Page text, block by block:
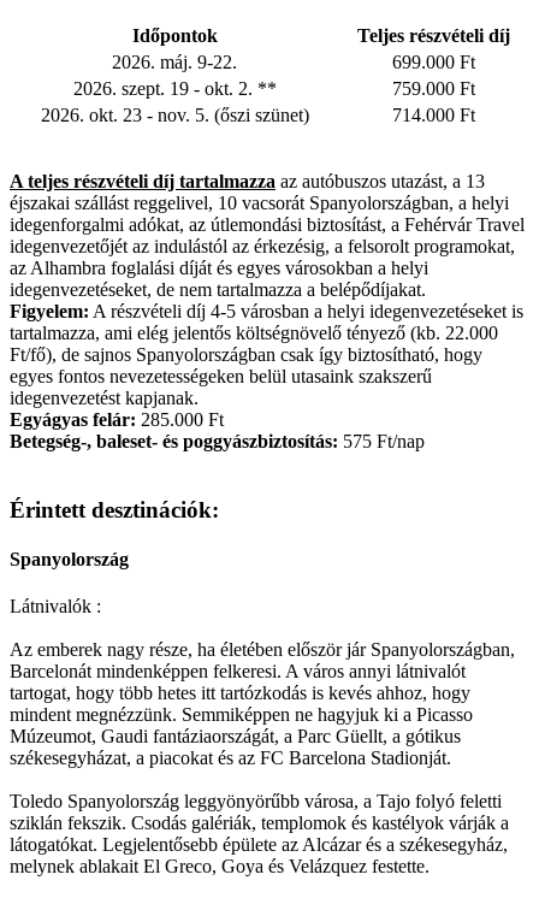
Időpontok
Teljes részvételi díj
2026. máj. 9-22.
699.000 Ft
2026. szept. 19 - okt. 2. **
759.000 Ft
2026. okt. 23 - nov. 5. (őszi szünet)
714.000 Ft
A teljes részvételi díj tartalmazza az autóbuszos utazást, a 13
éjszakai szállást reggelivel, 10 vacsorát Spanyolországban, a helyi
idegenforgalmi adókat, az útlemondási biztosítást, a Fehérvár Travel
idegenvezetőjét az indulástól az érkezésig, a felsorolt programokat,
az Alhambra foglalási díját és egyes városokban a helyi
idegenvezetéseket, de nem tartalmazza a belépődíjakat.
Figyelem: A részvételi díj 4-5 városban a helyi idegenvezetéseket is
tartalmazza, ami elég jelentős költségnövelő tényező (kb. 22.000
Ft/fő), de sajnos Spanyolországban csak így biztosítható, hogy
egyes fontos nevezetességeken belül utasaink szakszerű
idegenvezetést kapjanak.
Egyágyas felár: 285.000 Ft
Betegség-, baleset- és poggyászbiztosítás: 575 Ft/nap
Érintett desztinációk:
Spanyolország
Látnivalók :
Az emberek nagy része, ha életében először jár Spanyolországban,
Barcelonát mindenképpen felkeresi. A város annyi látnivalót
tartogat, hogy több hetes itt tartózkodás is kevés ahhoz, hogy
mindent megnézzünk. Semmiképpen ne hagyjuk ki a Picasso
Múzeumot, Gaudi fantáziaországát, a Parc Güellt, a gótikus
székesegyházat, a piacokat és az FC Barcelona Stadionját.
Toledo Spanyolország leggyönyörűbb városa, a Tajo folyó feletti
sziklán fekszik. Csodás galériák, templomok és kastélyok várják a
látogatókat. Legjelentősebb épülete az Alcázar és a székesegyház,
melynek ablakait El Greco, Goya és Velázquez festette.